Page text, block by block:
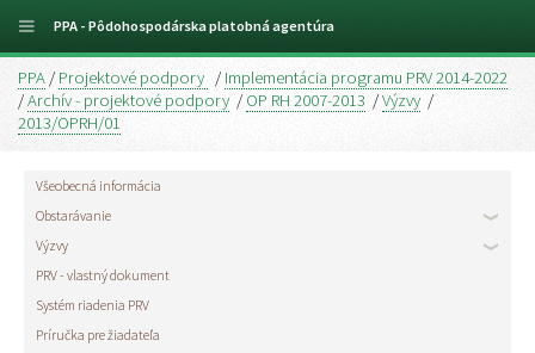
PPA / Projektové podpory / Implementácia programu PRV 2014-2022
/Archív - projektové podpory/ OP RH 2007-2013 /Výzvy/
2013/OPRH/01
Všeobecná informácia
Obstarávanie
Výzvy
PRV - vlastný dokument
Systém riadenia PRV
Príručka pre žiadateľa
PPA - Pôdohospodárska platobná agentúra